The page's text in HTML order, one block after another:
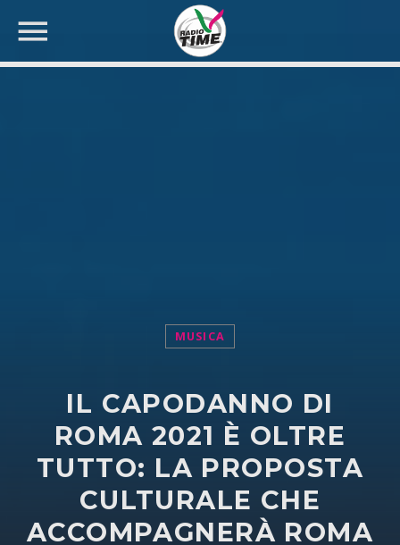
MUSICA
IL CAPODANNO DI
ROMA 2021 È OLTRE
TUTTO: LA PROPOSTA
CULTURALE CHE
ACCOMPAGNERÀ ROMA